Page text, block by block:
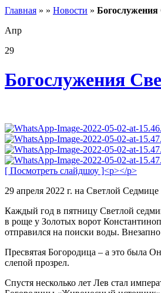
Главная » » Новости »
Апр
29
Богослужения
[ Посмотреть слайдшоу ]<p></p>
29 апреля 2022 г. на Светлой
Каждый год в пятницу Светлой
в роще у Золотых ворот
отправился на поиски воды.
Пресвятая Богородица – а это была
слепой прозрел.
Спустя несколько лет Лев стал